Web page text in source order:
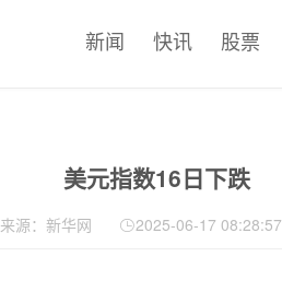
新闻 快讯 股票
美元指数16日下跌
来源：新华网 2025-06-17 08:28:57